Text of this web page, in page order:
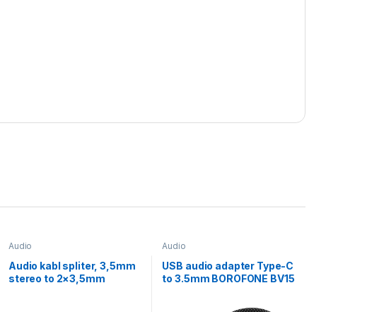
Audio
Audio kabl spliter, 3,5mm
stereo to 2×3,5mm
Audio
USB audio adapter Type-C
to 3.5mm BOROFONE BV15